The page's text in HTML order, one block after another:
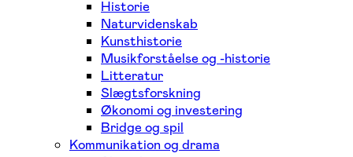
Historie
Naturvidenskab
Kunsthistorie
Musikforståelse og -historie
Litteratur
Slægtsforskning
Økonomi og investering
Bridge og spil
Kommunikation og drama